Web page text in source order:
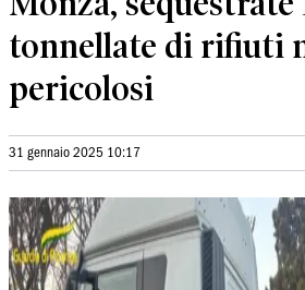
tonnellate di rifiuti
pericolosi
31 gennaio 2025 10:17